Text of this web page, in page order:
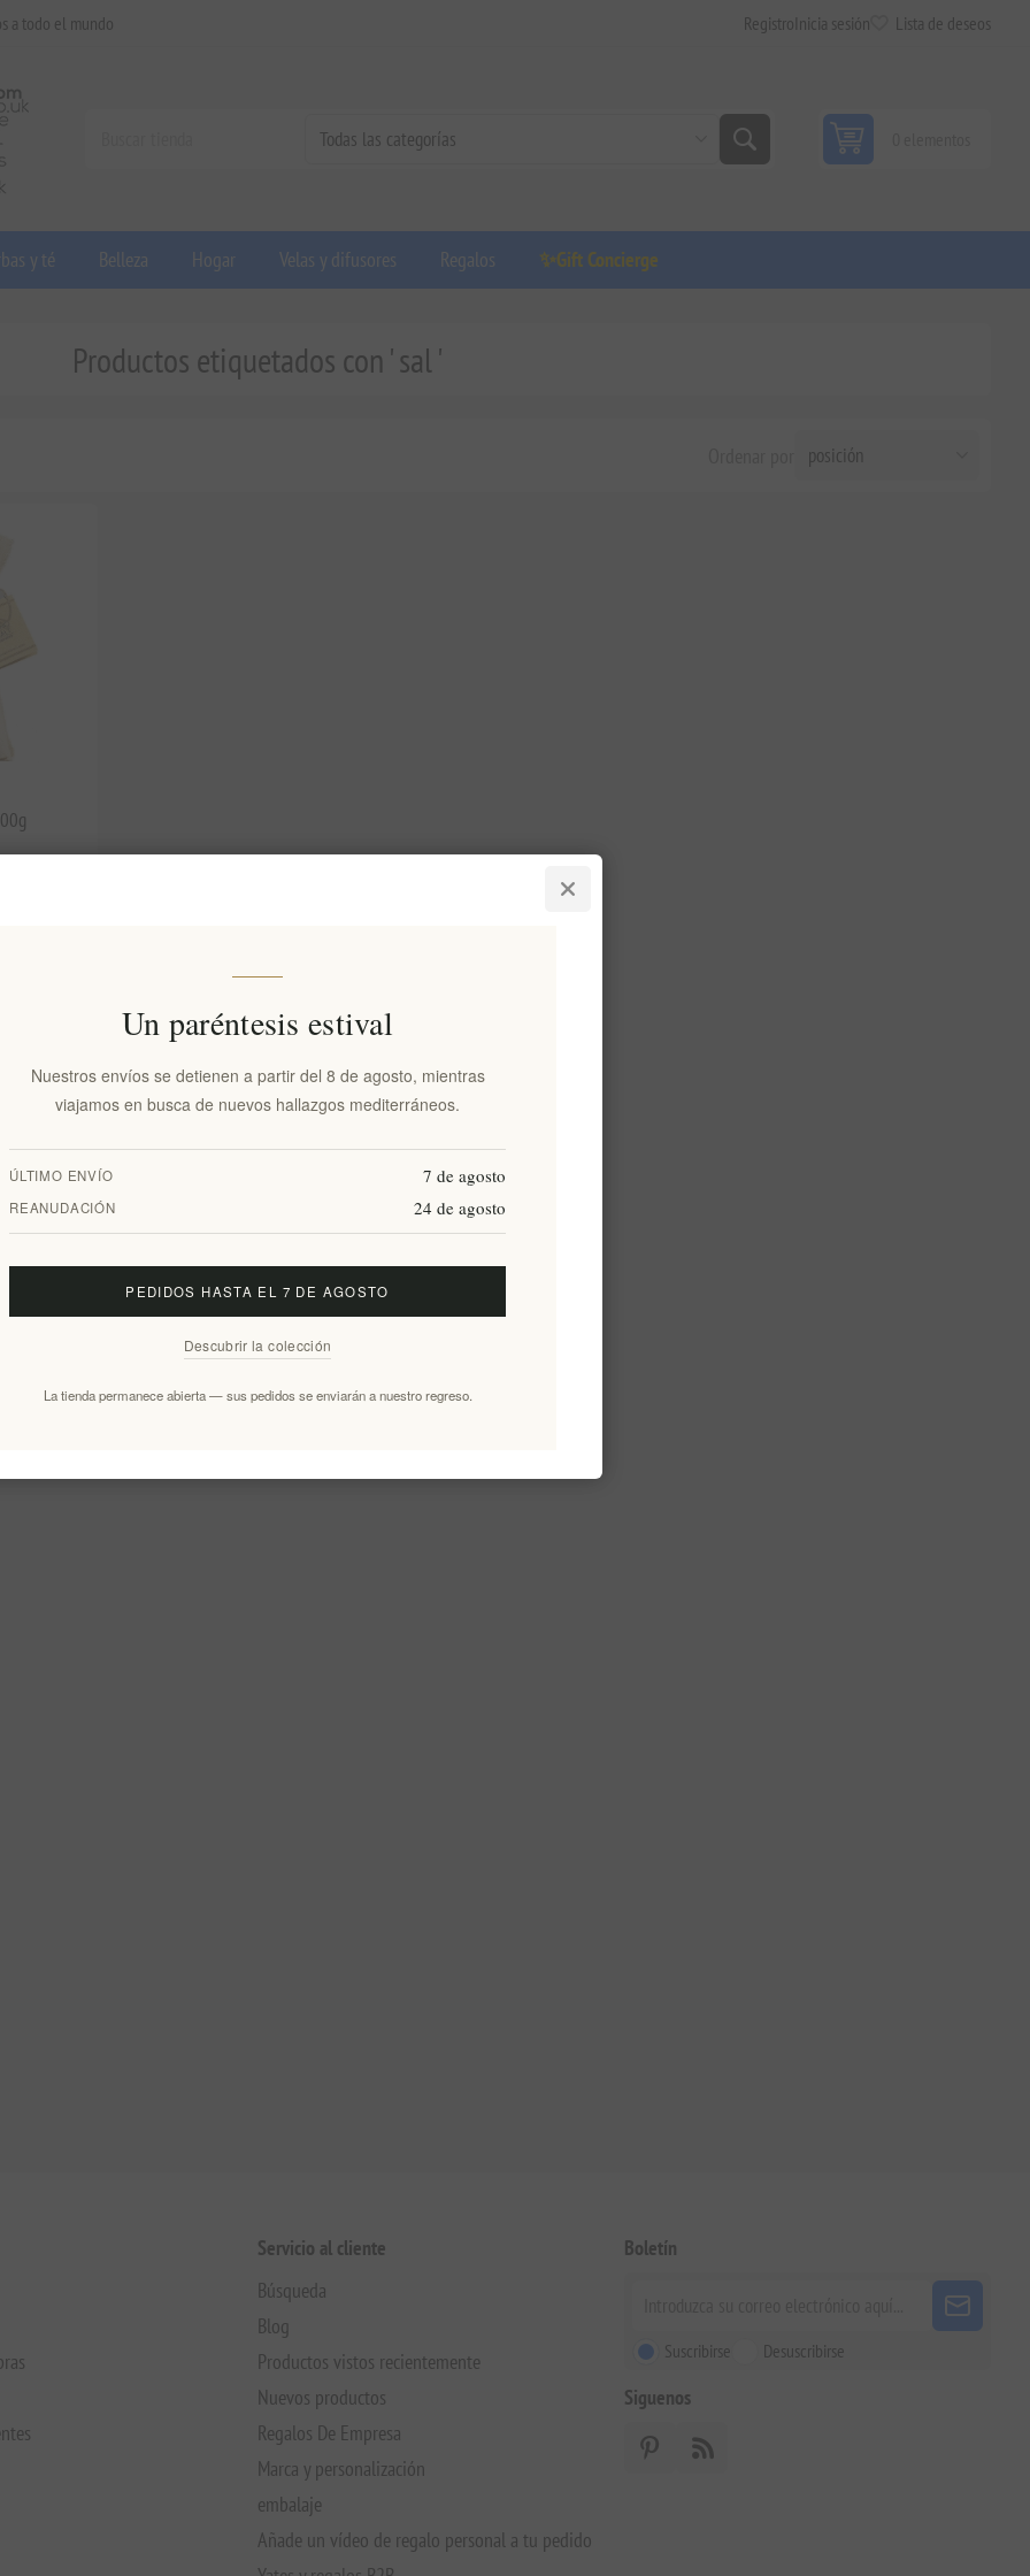
a todo el mundo Registro Inicia sesión Lista de deseos
y té Belleza Hogar Velas y difusores Regalos ✨Gift Concierge
Productos etiquetados con ' sal '
Servicio al cliente
Búsqueda
Blog
Productos vistos recientemente
Nuevos productos
Regalos De Empresa
Marca y personalización
embalaje
Añade un vídeo de regalo personal a tu pedido
Boletín
Suscribirse Desuscribirse
Siguenos
Un paréntesis estival
Nuestros envíos se detienen a partir del 8 de agosto, mientras
viajamos en busca de nuevos hallazgos mediterráneos.
ÚLTIMO ENVÍO 7 de agosto
REANUDACIÓN 24 de agosto
PEDIDOS HASTA EL 7 DE AGOSTO
Descubrir la colección
La tienda permanece abierta — sus pedidos se enviarán a nuestro regreso.